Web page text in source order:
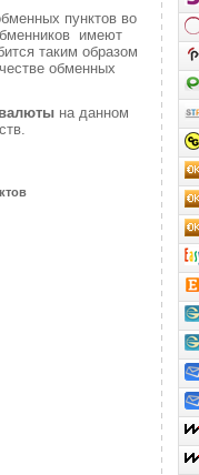
пунктов во
имеют
таким образом
обменных
на данном